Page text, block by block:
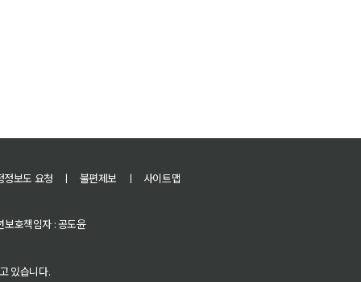
보도 요청 ㅣ 불편제보 ㅣ 사이트맵
보호책임자 : 공도윤
있습니다.